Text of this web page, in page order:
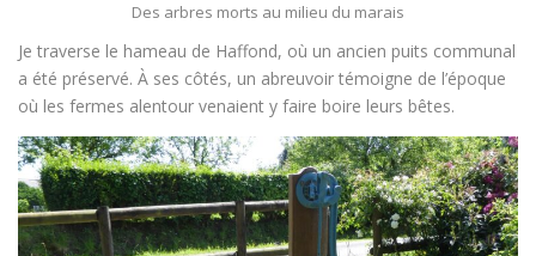
Des arbres morts au milieu du marais
Je traverse le hameau de Haffond, où un ancien puits communal
a été préservé. À ses côtés, un abreuvoir témoigne de l’époque
où les fermes alentour venaient y faire boire leurs bêtes.